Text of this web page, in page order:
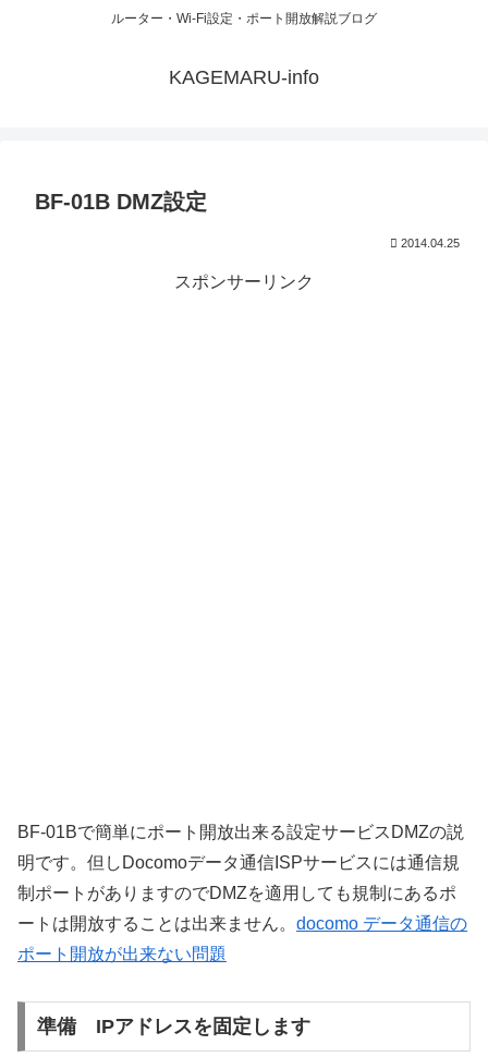
ルーター・Wi-Fi設定・ポート開放解説ブログ
KAGEMARU-info
BF-01B DMZ設定
2014.04.25
スポンサーリンク
BF-01Bで簡単にポート開放出来る設定サービスDMZの説
明です。但しDocomoデータ通信ISPサービスには通信規
制ポートがありますのでDMZを適用しても規制にあるポ
ートは開放することは出来ません。 docomo データ通信の
ポート開放が出来ない問題
準備 IPアドレスを固定します